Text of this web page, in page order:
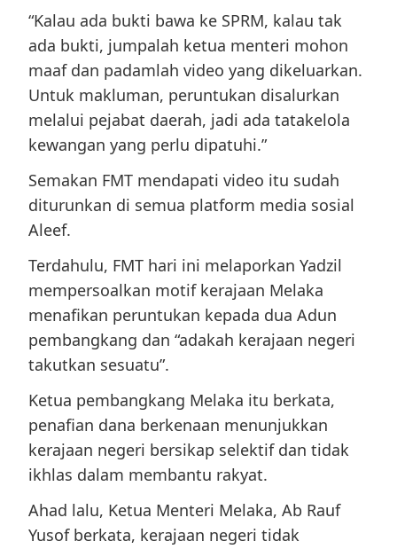
“Kalau ada bukti bawa ke SPRM, kalau tak
ada bukti, jumpalah ketua menteri mohon
maaf dan padamlah video yang dikeluarkan.
Untuk makluman, peruntukan disalurkan
melalui pejabat daerah, jadi ada tatakelola
kewangan yang perlu dipatuhi.”
Semakan FMT mendapati video itu sudah
diturunkan di semua platform media sosial
Aleef.
Terdahulu, FMT hari ini melaporkan Yadzil
mempersoalkan motif kerajaan Melaka
menafikan peruntukan kepada dua Adun
pembangkang dan “adakah kerajaan negeri
takutkan sesuatu”.
Ketua pembangkang Melaka itu berkata,
penafian dana berkenaan menunjukkan
kerajaan negeri bersikap selektif dan tidak
ikhlas dalam membantu rakyat.
Ahad lalu, Ketua Menteri Melaka, Ab Rauf
Yusof berkata, kerajaan negeri tidak